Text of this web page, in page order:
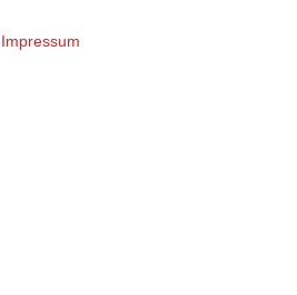
Impressum